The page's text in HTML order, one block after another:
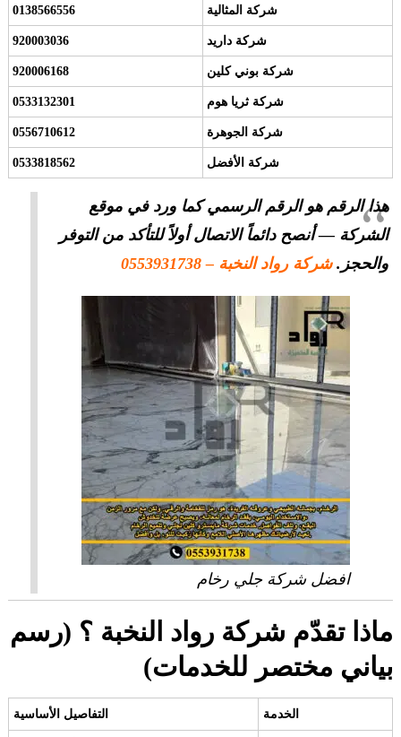
شركة المثالية 0138566556
شركة داريد 920003036
شركة بوني كلين 920006168
شركة ثريا هوم 0533132301
شركة الجوهرة 0556710612
شركة الأفضل 0533818562
هذا الرقم هو الرقم الرسمي كما ورد في موقع
الشركة — أنصح دائماً الاتصال أولاً للتأكد من التوفر
والحجز.شركة رواد النخبة – 0553931738
افضل شركة جلي رخام
ماذا تقدّم شركة رواد النخبة ؟ (رسم
بياني مختصر للخدمات)
الخدمة التفاصيل الأساسية